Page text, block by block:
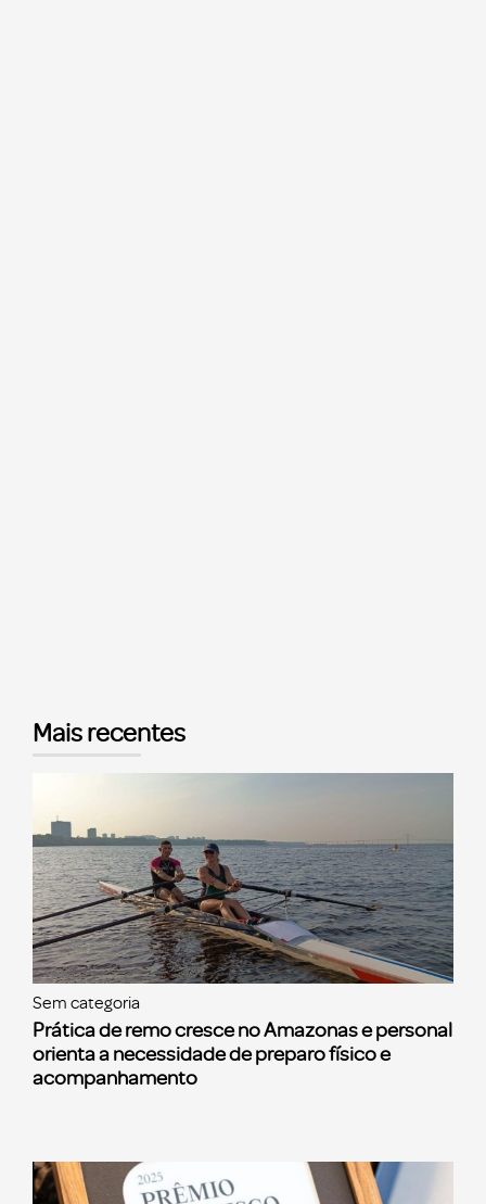
Mais recentes
Sem categoria
Prática de remo cresce no Amazonas e personal
orienta a necessidade de preparo físico e
acompanhamento